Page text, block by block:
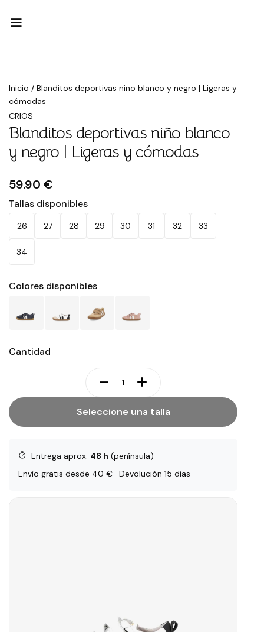
Inicio / Blanditos deportivas niño blanco y negro | Ligeras y
cómodas
CRIOS
Blanditos deportivas niño blanco
y negro | Ligeras y cómodas
59.90 €
Tallas disponibles
26 27 28 29 30 31 32 33
34
Colores disponibles
Cantidad
Seleccione una talla
Entrega aprox. 48 h (península)
Envío gratis desde 40 € · Devolución 15 días